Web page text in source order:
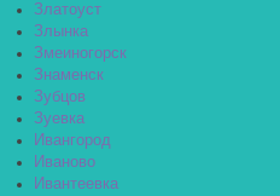
Златоуст
Злынка
Змеиногорск
Знаменск
Зубцов
Зуевка
Ивангород
Иваново
Ивантеевка